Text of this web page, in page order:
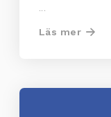
...
Läs mer